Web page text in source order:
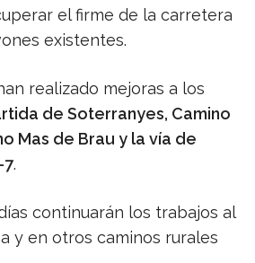
el firme de la carretera
existentes.
realizado mejoras a los
de Soterranyes, Camino
Mas de Brau y la vía de
7.
continuarán los trabajos al
y en otros caminos rurales